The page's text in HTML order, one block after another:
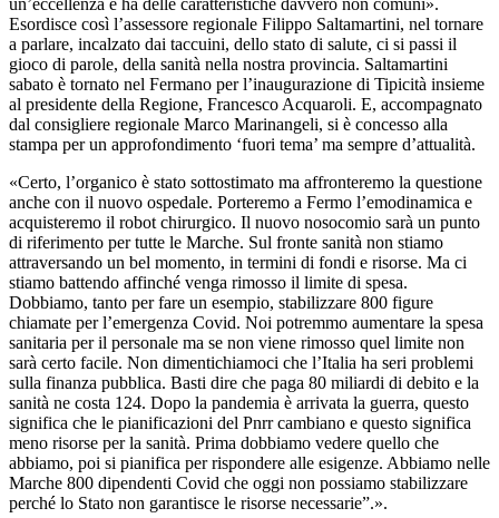
Esordisce così l’assessore regionale Filippo Saltamartini, nel tornare
a parlare, incalzato dai taccuini, dello stato di salute, ci si passi il
gioco di parole, della sanità nella nostra provincia. Saltamartini
sabato è tornato nel Fermano per l’inaugurazione di Tipicità insieme
al presidente della Regione, Francesco Acquaroli. E, accompagnato
dal consigliere regionale Marco Marinangeli, si è concesso alla
stampa per un approfondimento ‘fuori tema’ ma sempre d’attualità.
«Certo, l’organico è stato sottostimato ma affronteremo la questione
anche con il nuovo ospedale. Porteremo a Fermo l’emodinamica e
acquisteremo il robot chirurgico. Il nuovo nosocomio sarà un punto
di riferimento per tutte le Marche. Sul fronte sanità non stiamo
attraversando un bel momento, in termini di fondi e risorse. Ma ci
stiamo battendo affinché venga rimosso il limite di spesa.
Dobbiamo, tanto per fare un esempio, stabilizzare 800 figure
chiamate per l’emergenza Covid. Noi potremmo aumentare la spesa
sanitaria per il personale ma se non viene rimosso quel limite non
sarà certo facile. Non dimentichiamoci che l’Italia ha seri problemi
sulla finanza pubblica. Basti dire che paga 80 miliardi di debito e la
sanità ne costa 124. Dopo la pandemia è arrivata la guerra, questo
significa che le pianificazioni del Pnrr cambiano e questo significa
meno risorse per la sanità. Prima dobbiamo vedere quello che
abbiamo, poi si pianifica per rispondere alle esigenze. Abbiamo nelle
Marche 800 dipendenti Covid che oggi non possiamo stabilizzare
perché lo Stato non garantisce le risorse necessarie”.».